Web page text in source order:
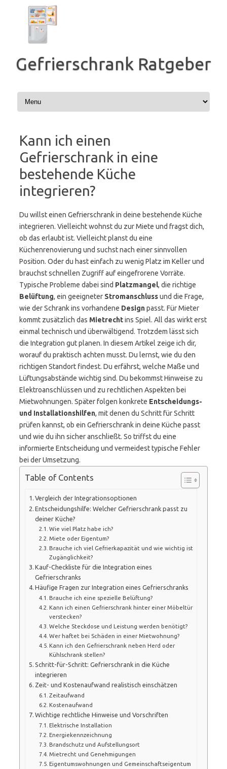
springen
Gefrierschrank Ratgeber
Kann ich einen
Gefrierschrank in eine
bestehende Küche
integrieren?
Du willst einen Gefrierschrank in deine bestehende Küche
integrieren. Vielleicht wohnst du zur Miete und fragst dich,
ob das erlaubt ist. Vielleicht planst du eine
Küchenrenovierung und suchst nach einer sinnvollen
Position. Oder du hast einfach zu wenig Platz im Keller und
brauchst schnellen Zugriff auf eingefrorene Vorräte.
Typische Probleme dabei sind Platzmangel, die richtige
Belüftung, ein geeigneter Stromanschlussund die Frage,
wie der Schrank ins vorhandene Designpasst. Für Mieter
kommt zusätzlich das Mietrechtins Spiel. All das wirkt erst
einmal technisch und überwältigend. Trotzdem lässt sich
die Integration gut planen. In diesem Artikel zeige ich dir,
worauf du praktisch achten musst. Du lernst, wie du den
richtigen Standort findest. Du erfährst, welche Maße und
Lüftungsabstände wichtig sind. Du bekommst Hinweise zu
Elektroanschlüssen und zu rechtlichen Aspekten bei
Mietwohnungen. Später folgen konkrete Entscheidungs-
und Installationshilfen, mit denen du Schritt für Schritt
prüfen kannst, ob ein Gefrierschrank in deine Küche passt
und wie du ihn sicher anschließt. So triffst du eine
informierte Entscheidung und vermeidest typische Fehler
bei der Umsetzung.
Table of Contents
Vergleich der Integrationsoptionen
Entscheidungshilfe: Welcher Gefrierschrank passt zu
deiner Küche?
Wie viel Platz habe ich?
Miete oder Eigentum?
Brauche ich viel Gefrierkapazität und wie wichtig ist
Zugänglichkeit?
Kauf-Checkliste für die Integration eines
Gefrierschranks
Häufige Fragen zur Integration eines Gefrierschranks
Brauche ich eine spezielle Belüftung?
Kann ich einen Gefrierschrank hinter einer Möbeltür
verstecken?
Welche Steckdose und Leistung werden benötigt?
Wer haftet bei Schäden in einer Mietwohnung?
Kann ich den Gefrierschrank neben Herd oder
Kühlschrank stellen?
Schritt-für-Schritt: Gefrierschrank in die Küche
integrieren
Zeit- und Kostenaufwand realistisch einschätzen
Zeitaufwand
Kostenaufwand
Wichtige rechtliche Hinweise und Vorschriften
Elektrische Installation
Energiekennzeichnung
Brandschutz und Aufstellungsort
Mietrecht und Genehmigungen
Eigentumswohnungen und Gemeinschaftseigentum